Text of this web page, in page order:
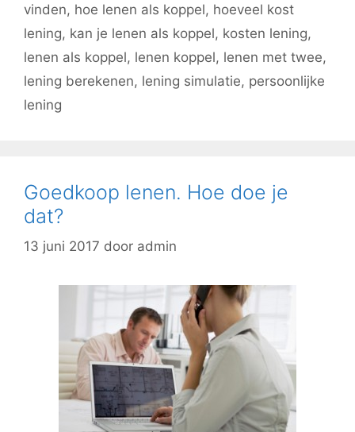
vinden, hoe lenen als koppel, hoeveel kost
lening, kan je lenen als koppel, kosten lening,
lenen als koppel, lenen koppel, lenen met twee,
lening berekenen, lening simulatie, persoonlijke
lening
Goedkoop lenen. Hoe doe je
dat?
13 juni 2017 door admin